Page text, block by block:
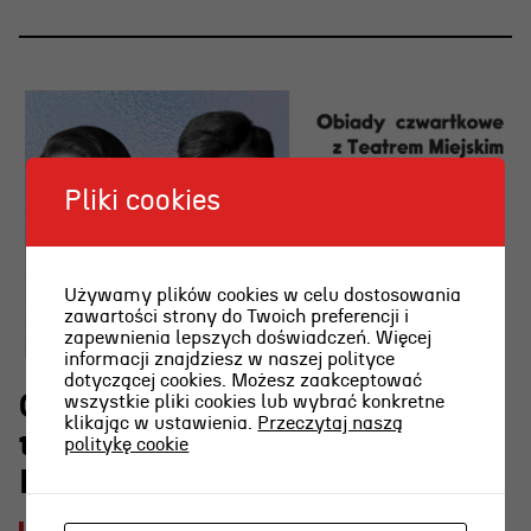
O najpiękniejszej scenie
teatralnej w Polsce w RADIU
Pliki cookies
Używamy plików cookies w celu dostosowania
zawartości strony do Twoich preferencji i
zapewnienia lepszych doświadczeń. Więcej
informacji znajdziesz w naszej polityce
dotyczącej cookies. Możesz zaakceptować
wszystkie pliki cookies lub wybrać konkretne
klikając w ustawienia. Przeczytaj naszą
politykę cookie